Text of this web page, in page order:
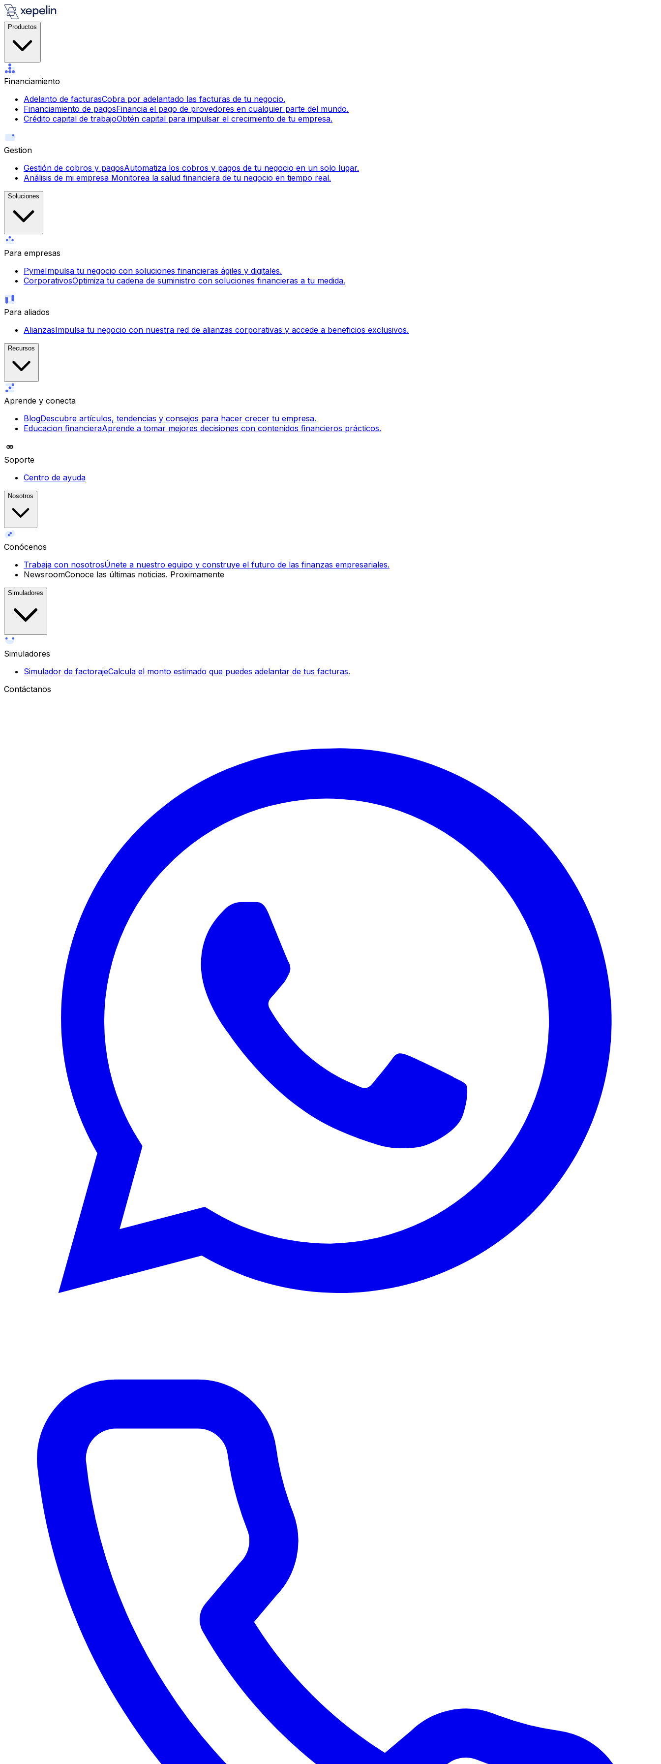
Productos
Financiamiento
Adelanto de facturasCobra por adelantado las facturas de tu negocio.
Financiamiento de pagosFinancia el pago de provedores en cualquier parte del mundo.
Crédito capital de trabajoObtén capital para impulsar el crecimiento de tu empresa.
Gestion
Gestión de cobros y pagosAutomatiza los cobros y pagos de tu negocio en un solo lugar.
Análisis de mi empresa Monitorea la salud financiera de tu negocio en tiempo real.
Soluciones
Para empresas
PymeImpulsa tu negocio con soluciones financieras ágiles y digitales.
CorporativosOptimiza tu cadena de suministro con soluciones financieras a tu medida.
Para aliados
AlianzasImpulsa tu negocio con nuestra red de alianzas corporativas y accede a beneficios exclusivos.
Recursos
Aprende y conecta
BlogDescubre artículos, tendencias y consejos para hacer crecer tu empresa.
Educacion financieraAprende a tomar mejores decisiones con contenidos financieros prácticos.
Soporte
Centro de ayuda
Nosotros
Conócenos
Trabaja con nosotrosÚnete a nuestro equipo y construye el futuro de las finanzas empresariales.
NewsroomConoce las últimas noticias. Proximamente
Simuladores
Simuladores
Simulador de factorajeCalcula el monto estimado que puedes adelantar de tus facturas.
Contáctanos